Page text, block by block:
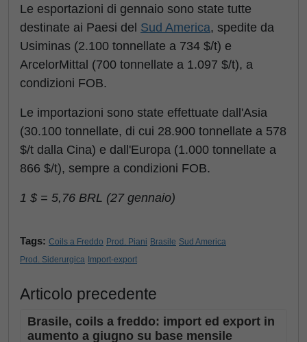
Le esportazioni di gennaio sono state tutte
destinate ai Paesi del Sud America, spedite da
Usiminas (2.100 tonnellate a 734 $/t) e
ArcelorMittal (700 tonnellate a 1.097 $/t), a
condizioni FOB.
Le importazioni sono state effettuate dall'Asia
(30.100 tonnellate, di cui 28.900 tonnellate a 578
$/t dalla Cina) e dall'Europa (1.000 tonnellate a
866 $/t), sempre a condizioni FOB.
1 $ = 5,76 BRL (27 gennaio)
Tags: Coils a Freddo Prod. Piani Brasile Sud America
Prod. Siderurgica Import-export
Articolo precedente
Brasile, coils a freddo: import ed export in
aumento a giugno su base mensile